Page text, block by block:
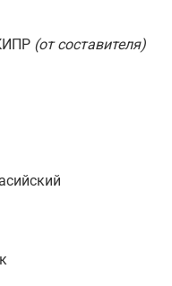
(от составителя)